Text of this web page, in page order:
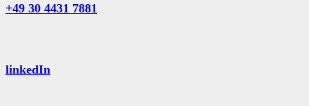
+49 30 4431 7881
linkedIn